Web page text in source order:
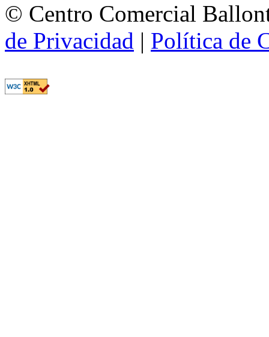
© Centro Comercial
de Privacidad | Política de